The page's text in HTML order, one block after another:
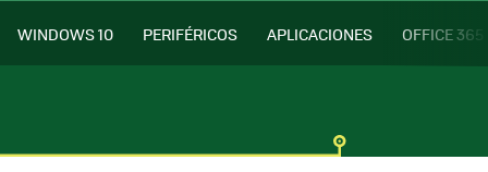
WINDOWS 10 PERIFÉRICOS APLICACIONES OFFICE 365